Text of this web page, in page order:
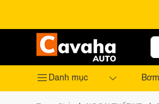
Danh mục